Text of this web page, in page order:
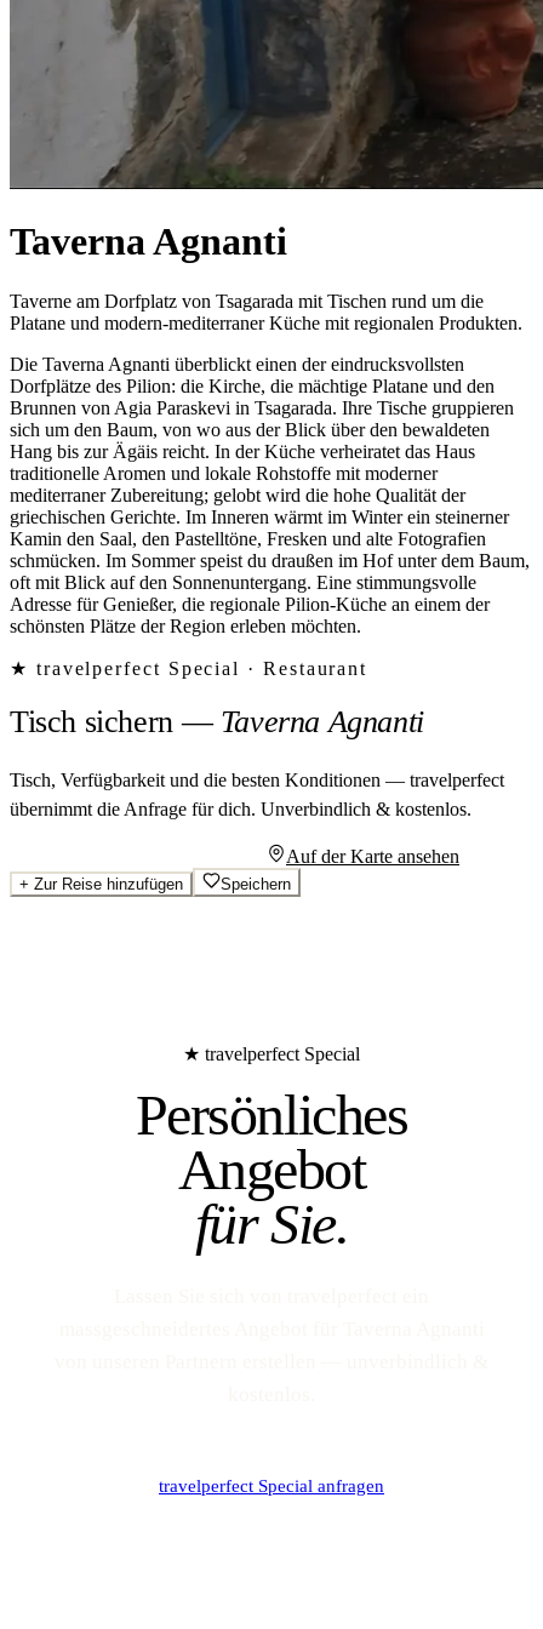
Taverna Agnanti
Taverne am Dorfplatz von Tsagarada mit Tischen rund um die
Platane und modern-mediterraner Küche mit regionalen Produkten.
Die Taverna Agnanti überblickt einen der eindrucksvollsten
Dorfplätze des Pilion: die Kirche, die mächtige Platane und den
Brunnen von Agia Paraskevi in Tsagarada. Ihre Tische gruppieren
sich um den Baum, von wo aus der Blick über den bewaldeten
Hang bis zur Ägäis reicht. In der Küche verheiratet das Haus
traditionelle Aromen und lokale Rohstoffe mit moderner
mediterraner Zubereitung; gelobt wird die hohe Qualität der
griechischen Gerichte. Im Inneren wärmt im Winter ein steinerner
Kamin den Saal, den Pastelltöne, Fresken und alte Fotografien
schmücken. Im Sommer speist du draußen im Hof unter dem Baum,
oft mit Blick auf den Sonnenuntergang. Eine stimmungsvolle
Adresse für Genießer, die regionale Pilion-Küche an einem der
schönsten Plätze der Region erleben möchten.
★ travelperfect Special · Restaurant
Tisch sichern— Taverna Agnanti
Tisch, Verfügbarkeit und die besten Konditionen — travelperfect
übernimmt die Anfrage für dich. Unverbindlich & kostenlos.
Auf der Karte ansehen
+ Zur Reise hinzufügen Speichern
★ travelperfect Special
Persönliches
Angebot
für Sie.
travelperfect Special anfragen